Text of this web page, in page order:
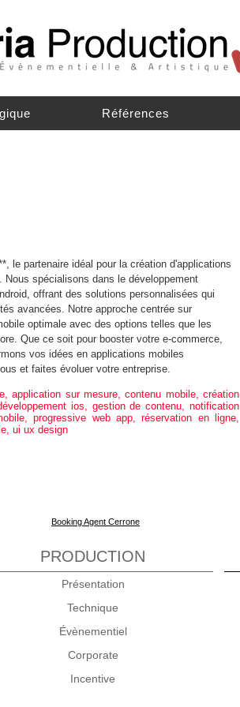
Références
le partenaire idéal pour la création d'applications
spécialisons dans le développement
offrant des solutions personnalisées qui
avancées. Notre approche centrée sur
optimale avec des options telles que les
Que ce soit pour booster votre e-commerce,
vos idées en applications mobiles
et faites évoluer votre entreprise.
, application sur mesure, contenu mobile, création
ios, gestion de contenu, notification
, progressive web app, réservation en ligne,
, ui ux design
Booking Agent Cerrone
PRODUCTION
Présentation
Technique
Évènementiel
Corporate
Incentive